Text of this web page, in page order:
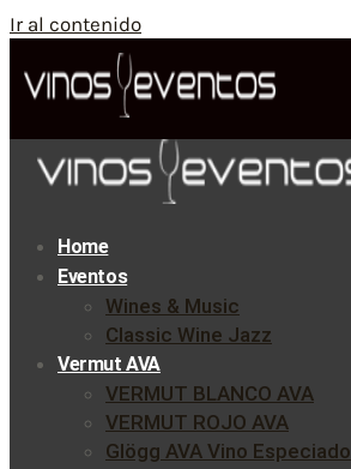
Ir al contenido
Home
Eventos
Wines & Music
Classic Wine Jazz
Vermut AVA
VERMUT BLANCO AVA
VERMUT ROJO AVA
Glögg AVA Vino Especiado